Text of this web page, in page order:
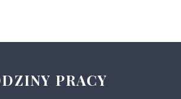
PRACY